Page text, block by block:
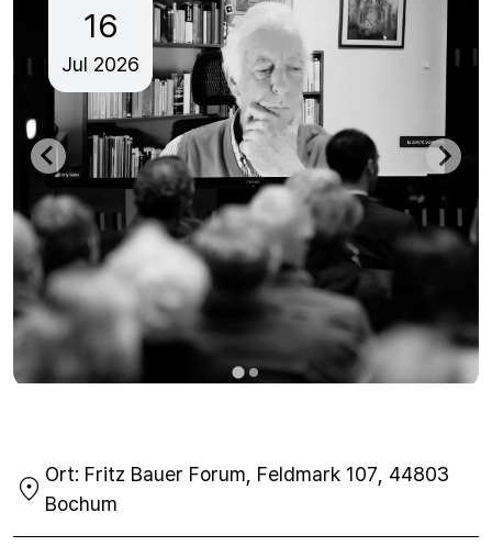
16
Jul 2026
Ort: Fritz Bauer Forum, Feldmark 107, 44803
Bochum